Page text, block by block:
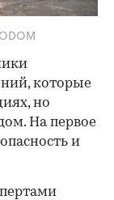
которые
но
На первое
и